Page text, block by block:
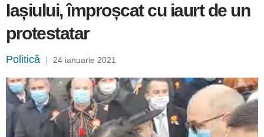
Iașiului, împroșcat cu iaurt de un
protestatar
Politică | 24 ianuarie 2021